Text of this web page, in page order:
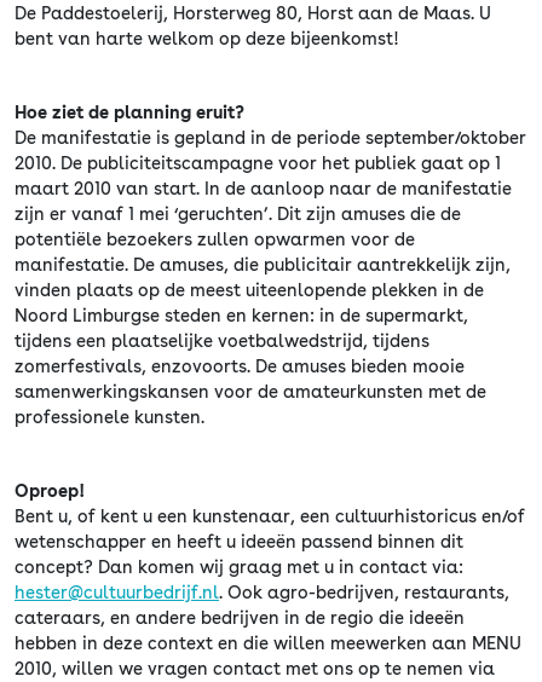
De Paddestoelerij, Horsterweg 80, Horst aan de Maas. U
bent van harte welkom op deze bijeenkomst!
Hoe ziet de planning eruit?
De manifestatie is gepland in de periode september/oktober
2010. De publiciteitscampagne voor het publiek gaat op 1
maart 2010 van start. In de aanloop naar de manifestatie
zijn er vanaf 1 mei ‘geruchten’. Dit zijn amuses die de
potentiële bezoekers zullen opwarmen voor de
manifestatie. De amuses, die publicitair aantrekkelijk zijn,
vinden plaats op de meest uiteenlopende plekken in de
Noord Limburgse steden en kernen: in de supermarkt,
tijdens een plaatselijke voetbalwedstrijd, tijdens
zomerfestivals, enzovoorts. De amuses bieden mooie
samenwerkingskansen voor de amateurkunsten met de
professionele kunsten.
Oproep!
Bent u, of kent u een kunstenaar, een cultuurhistoricus en/of
wetenschapper en heeft u ideeën passend binnen dit
concept? Dan komen wij graag met u in contact via:
hester@cultuurbedrijf.nl. Ook agro-bedrijven, restaurants,
cateraars, en andere bedrijven in de regio die ideeën
hebben in deze context en die willen meewerken aan MENU
2010, willen we vragen contact met ons op te nemen via